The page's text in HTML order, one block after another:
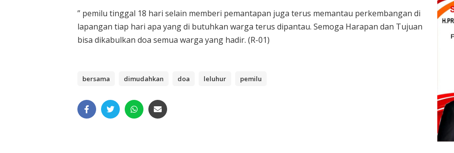
” pemilu tinggal 18 hari selain memberi pemantapan juga terus memantau perkembangan di
lapangan tiap hari apa yang di butuhkan warga terus dipantau. Semoga Harapan dan Tujuan
bisa dikabulkan doa semua warga yang hadir. (R-01)
bersama dimudahkan doa leluhur pemilu